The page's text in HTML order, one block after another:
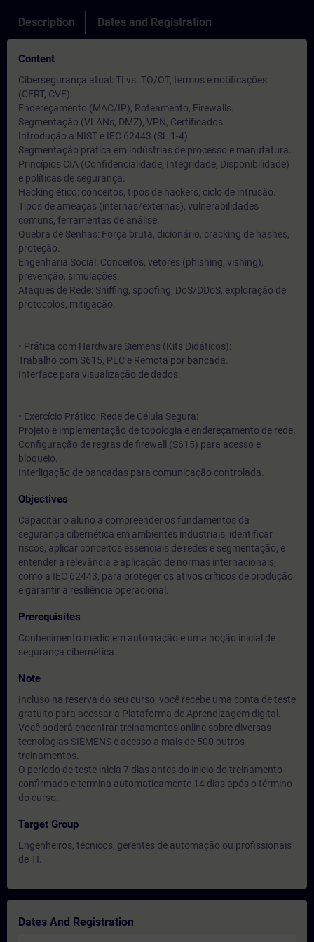
Description Dates and Registration
Content
Cibersegurança atual: TI vs. TO/OT, termos e notificações
(CERT, CVE).
Endereçamento (MAC/IP), Roteamento, Firewalls.
Segmentação (VLANs, DMZ), VPN, Certificados.
Introdução a NIST e IEC 62443 (SL 1-4).
Segmentação prática em indústrias de processo e manufatura.
Princípios CIA (Confidencialidade, Integridade, Disponibilidade)
e políticas de segurança.
Hacking ético: conceitos, tipos de hackers, ciclo de intrusão.
Tipos de ameaças (internas/externas), vulnerabilidades
comuns, ferramentas de análise.
Quebra de Senhas: Força bruta, dicionário, cracking de hashes,
proteção.
Engenharia Social: Conceitos, vetores (phishing, vishing),
prevenção, simulações.
Ataques de Rede: Sniffing, spoofing, DoS/DDoS, exploração de
protocolos, mitigação.
• Prática com Hardware Siemens (Kits Didáticos):
Trabalho com S615, PLC e Remota por bancada.
Interface para visualização de dados.
• Exercício Prático: Rede de Célula Segura:
Projeto e implementação de topologia e endereçamento de rede.
Configuração de regras de firewall (S615) para acesso e
bloqueio.
Interligação de bancadas para comunicação controlada.
Objectives
Capacitar o aluno a compreender os fundamentos da
segurança cibernética em ambientes industriais, identificar
riscos, aplicar conceitos essenciais de redes e segmentação, e
entender a relevância e aplicação de normas internacionais,
como a IEC 62443, para proteger os ativos críticos de produção
e garantir a resiliência operacional.
Prerequisites
Conhecimento médio em automação e uma noção inicial de
segurança cibernética.
Note
Incluso na reserva do seu curso, você recebe uma conta de teste
gratuito para acessar a Plataforma de Aprendizagem digital.
Você poderá encontrar treinamentos online sobre diversas
tecnologias SIEMENS e acesso a mais de 500 outros
treinamentos.
O período de teste inicia 7 dias antes do inicio do treinamento
confirmado e termina automaticamente 14 dias após o término
do curso.
Target Group
Engenheiros, técnicos, gerentes de automação ou profissionais
de TI.
Dates And Registration